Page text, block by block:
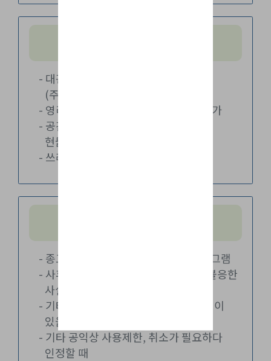
- 대관 시설 사용 시 주차불가
(주차장이 협소함)
- 영리목적의 수익 사업의 경우 대관 불가
- 공간의 훼손 및 비품 분실 및 파손시
현물배상 원칙
- 쓰레기, 분리수거 등 뒷정리 철저
- 종교, 정치, 상업적 목적의 행사, 프로그램
- 사후처리가 미흡하거나 원상복구에 불응한
사실이 있는 경우
- 기타 구청 자체 행사 및 프로그램 일정이
있을 때
- 기타 공익상 사용제한, 취소가 필요하다
인정할 때